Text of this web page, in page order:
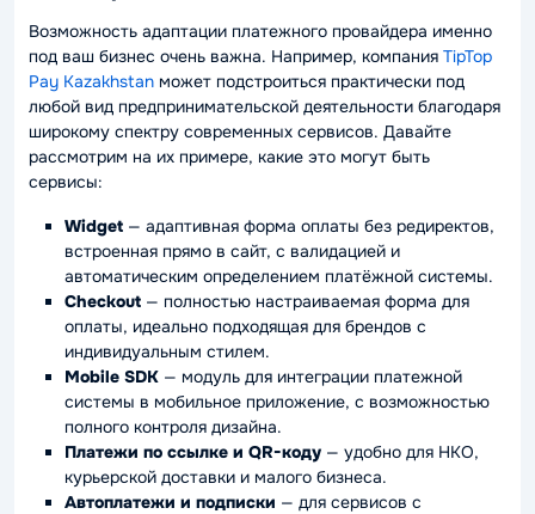
Возможность адаптации платежного провайдера именно
под ваш бизнес очень важна. Например, компания TipTop
Pay Kazakhstan может подстроиться практически под
любой вид предпринимательской деятельности благодаря
широкому спектру современных сервисов. Давайте
рассмотрим на их примере, какие это могут быть
сервисы:
Widget — адаптивная форма оплаты без редиректов,
встроенная прямо в сайт, с валидацией и
автоматическим определением платёжной системы.
Checkout — полностью настраиваемая форма для
оплаты, идеально подходящая для брендов с
индивидуальным стилем.
Mobile SDK — модуль для интеграции платежной
системы в мобильное приложение, с возможностью
полного контроля дизайна.
Платежи по ссылке и QR-коду — удобно для НКО,
курьерской доставки и малого бизнеса.
Автоплатежи и подписки — для сервисов с